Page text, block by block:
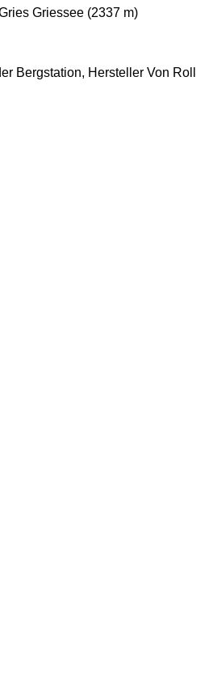
Griessee (2337 m)
Bergstation, Hersteller Von Roll